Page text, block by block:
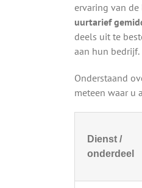
ervaring van
uurtarief
deels uit te
aan hun bedrijf.
Onderstaand
meteen waar u
Dienst /
onderdeel